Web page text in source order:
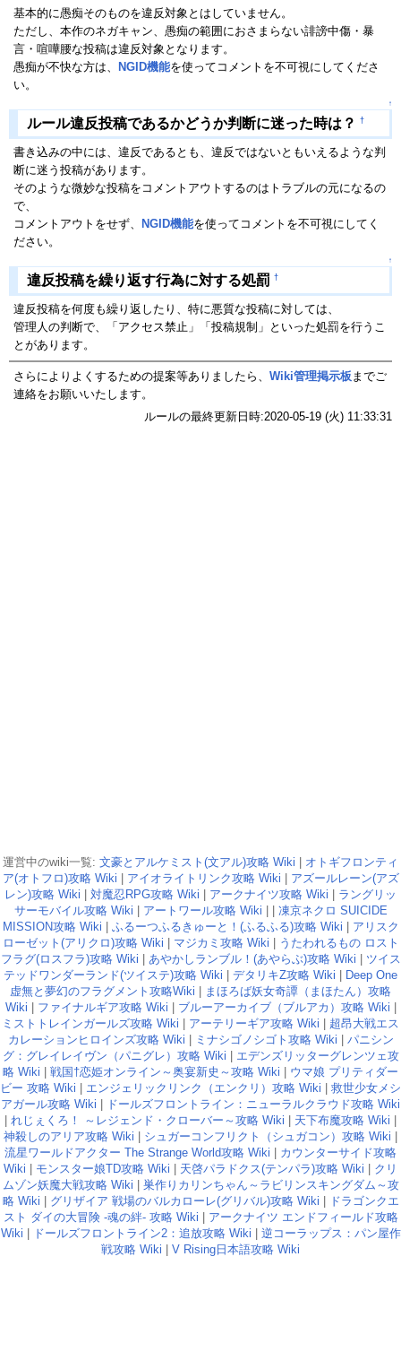
基本的に愚痴そのものを違反対象とはしていません。
ただし、本作のネガキャン、愚痴の範囲におさまらない誹謗中傷・暴
言・喧嘩腰な投稿は違反対象となります。
愚痴が不快な方は、
NGID機能を使ってコメントを不可視にしてくださ
い。
↑
ルール違反投稿であるかどうか判断に迷った時は？ †
書き込みの中には、違反であるとも、違反ではないともいえるような判
断に迷う投稿があります。
そのような微妙な投稿をコメントアウトするのはトラブルの元になるの
で、
コメントアウトをせず、
NGID機能を使ってコメントを不可視にしてく
ださい。
↑
違反投稿を繰り返す行為に対する処罰 †
違反投稿を何度も繰り返したり、特に悪質な投稿に対しては、
管理人の判断で、「アクセス禁止」「投稿規制」といった処罰を行うこ
とがあります。
さらによりよくするための提案等ありましたら、 Wiki管理掲示板までご
連絡をお願いいたします。
ルールの最終更新日時:2020-05-19 (火) 11:33:31
運営中のwiki一覧: 文豪とアルケミスト(文アル)攻略 Wiki
オトギフロンティ
ア(オトフロ)攻略 Wiki
アイオライトリンク攻略 Wiki
アズールレーン(アズ
レン)攻略 Wiki
対魔忍RPG攻略 Wiki アークナイツ攻略 Wiki
ラングリッ
サーモバイル攻略 Wiki
アートワール攻略 Wiki
凍京ネクロ SUICIDE
MISSION攻略 Wiki
ふるーつふるきゅーと！(ふるふる)攻略 Wiki
アリスク
ローゼット(アリクロ)攻略 Wiki
マジカミ攻略 Wiki
うたわれるもの ロスト
フラグ(ロスフラ)攻略 Wiki
あやかしランブル！(あやらぶ)攻略 Wiki
ツイス
テッドワンダーランド(ツイステ)攻略 Wiki
デタリキZ攻略 Wiki
Deep One
虚無と夢幻のフラグメント攻略Wiki
まほろば妖女奇譚（まほたん）攻略
Wiki
ファイナルギア攻略 Wiki ブルーアーカイブ（ブルアカ）攻略 Wiki
ミストトレインガールズ攻略 Wiki
アーテリーギア攻略 Wiki
超昂大戦エス
カレーションヒロインズ攻略 Wiki
ミナシゴノシゴト攻略 Wiki
パニシン
グ：グレイレイヴン（パニグレ）攻略 Wiki
エデンズリッターグレンツェ攻
略 Wiki
戦国†恋姫オンライン～奥宴新史～攻略 Wiki
ウマ娘 プリティダー
ビー 攻略 Wiki
エンジェリックリンク（エンクリ）攻略 Wiki
救世少女メシ
アガール攻略 Wiki
ドールズフロントライン：ニューラルクラウド攻略 Wiki
れじぇくろ！ ～レジェンド・クローバー～攻略 Wiki 天下布魔攻略 Wiki
神殺しのアリア攻略 Wiki
シュガーコンフリクト（シュガコン）攻略 Wiki
流星ワールドアクター The Strange World攻略 Wiki
カウンターサイド攻略
Wiki
モンスター娘TD攻略 Wiki 天啓パラドクス(テンパラ)攻略 Wiki
クリ
ムゾン妖魔大戦攻略 Wiki
巣作りカリンちゃん～ラビリンスキングダム～攻
略 Wiki
グリザイア 戦場のバルカローレ(グリバル)攻略 Wiki
ドラゴンクエ
スト ダイの大冒険 -魂の絆- 攻略 Wiki
アークナイツ エンドフィールド攻略
Wiki
ドールズフロントライン2：追放攻略 Wiki
逆コーラップス：パン屋作
戦攻略 Wiki
V Rising日本語攻略 Wiki